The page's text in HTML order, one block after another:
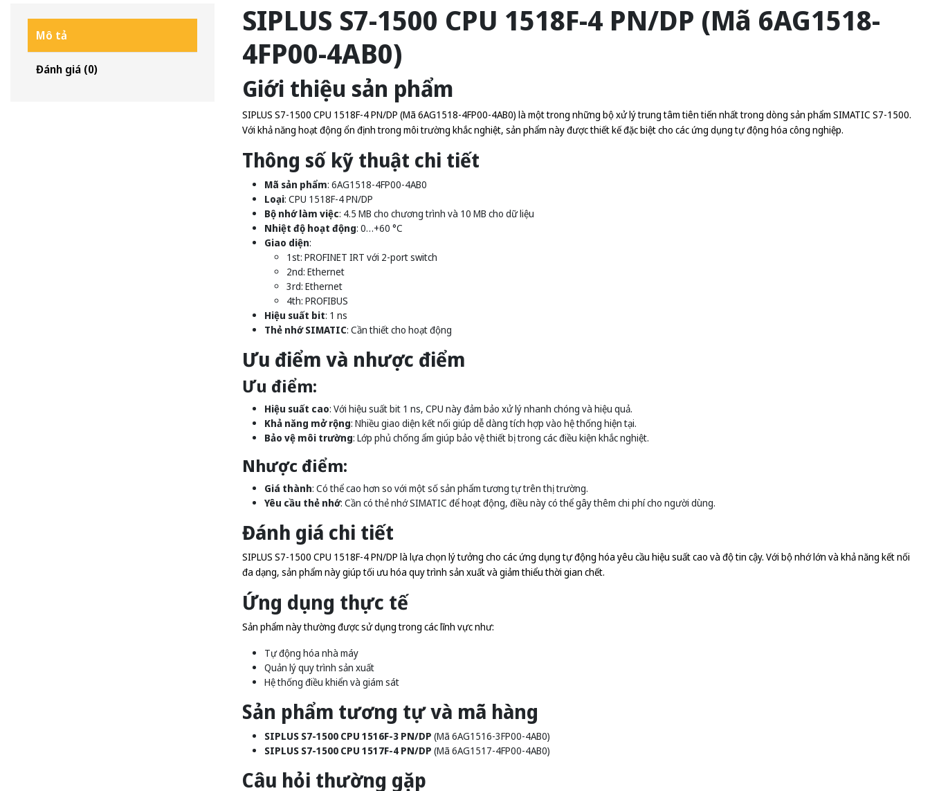
Mô tả
Đánh giá (0)
SIPLUS S7-1500 CPU 1518F-4 PN/DP (Mã 6AG1518-
4FP00-4AB0)
Giới thiệu sản phẩm
SIPLUS S7-1500 CPU 1518F-4 PN/DP (Mã 6AG1518-4FP00-4AB0) là một trong những bộ xử lý trung tâm tiên tiến nhất trong dòng sản phẩm SIMATIC S7-1500.
Với khả năng hoạt động ổn định trong môi trường khắc nghiệt, sản phẩm này được thiết kế đặc biệt cho các ứng dụng tự động hóa công nghiệp.
Thông số kỹ thuật chi tiết
Mã sản phẩm: 6AG1518-4FP00-4AB0
Loại: CPU 1518F-4 PN/DP
Bộ nhớ làm việc: 4.5 MB cho chương trình và 10 MB cho dữ liệu
Nhiệt độ hoạt động: 0…+60 °C
Giao diện:
1st: PROFINET IRT với 2-port switch
2nd: Ethernet
3rd: Ethernet
4th: PROFIBUS
Hiệu suất bit: 1 ns
Thẻ nhớ SIMATIC: Cần thiết cho hoạt động
Ưu điểm và nhược điểm
Ưu điểm:
Hiệu suất cao: Với hiệu suất bit 1 ns, CPU này đảm bảo xử lý nhanh chóng và hiệu quả.
Khả năng mở rộng: Nhiều giao diện kết nối giúp dễ dàng tích hợp vào hệ thống hiện tại.
Bảo vệ môi trường: Lớp phủ chống ẩm giúp bảo vệ thiết bị trong các điều kiện khắc nghiệt.
Nhược điểm:
Giá thành: Có thể cao hơn so với một số sản phẩm tương tự trên thị trường.
Yêu cầu thẻ nhớ: Cần có thẻ nhớ SIMATIC để hoạt động, điều này có thể gây thêm chi phí cho người dùng.
Đánh giá chi tiết
SIPLUS S7-1500 CPU 1518F-4 PN/DP là lựa chọn lý tưởng cho các ứng dụng tự động hóa yêu cầu hiệu suất cao và độ tin cậy. Với bộ nhớ lớn và khả năng kết nối
đa dạng, sản phẩm này giúp tối ưu hóa quy trình sản xuất và giảm thiểu thời gian chết.
Ứng dụng thực tế
Sản phẩm này thường được sử dụng trong các lĩnh vực như:
Tự động hóa nhà máy
Quản lý quy trình sản xuất
Hệ thống điều khiển và giám sát
Sản phẩm tương tự và mã hàng
SIPLUS S7-1500 CPU 1516F-3 PN/DP (Mã 6AG1516-3FP00-4AB0)
SIPLUS S7-1500 CPU 1517F-4 PN/DP (Mã 6AG1517-4FP00-4AB0)
Câu hỏi thường gặp